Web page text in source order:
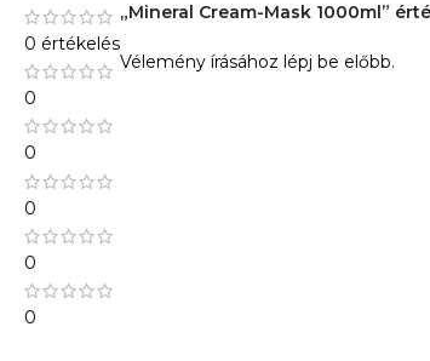
0 értékelés
0
0
0
0
0
„Mineral Cream-Mask 1000ml”
Vélemény írásához lépj be előbb.